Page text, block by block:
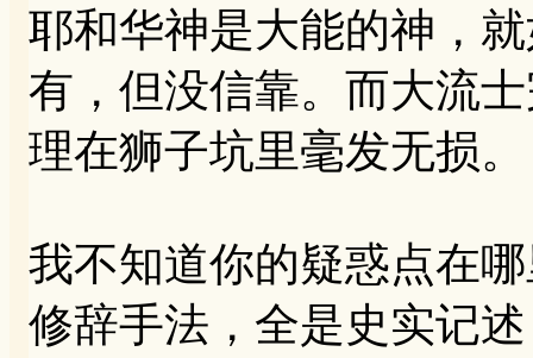
耶和华神是大能的神，
有，但没信靠。而大流
理在狮子坑里毫发无损。
我不知道你的疑惑点在
修辞手法，全是史实记